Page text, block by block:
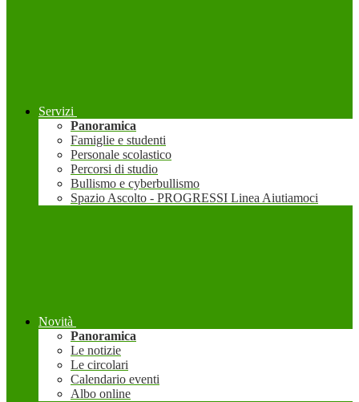
Servizi
Panoramica
Famiglie e studenti
Personale scolastico
Percorsi di studio
Bullismo e cyberbullismo
Spazio Ascolto - PROGRESSI Linea Aiutiamoci
Novità
Panoramica
Le notizie
Le circolari
Calendario eventi
Albo online